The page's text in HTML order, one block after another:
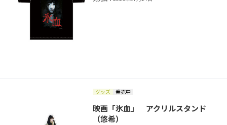
グッズ 発売中
映画「氷血」 アクリルスタンド
（悠希）